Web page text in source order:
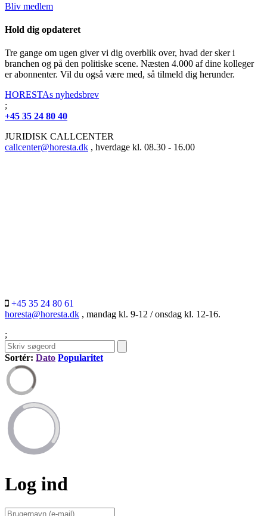
Bliv medlem
Hold dig opdateret
Tre gange om ugen giver vi dig overblik over, hvad der sker i
branchen og på den politiske scene. Næsten 4.000 af dine kolleger
er abonnenter. Vil du også være med, så tilmeld dig herunder.
HORESTAs nyhedsbrev
;
+45 35 24 80 40
JURIDISK CALLCENTER
callcenter@horesta.dk , hverdage kl. 08.30 - 16.00
+45 35 24 80 61
horesta@horesta.dk , mandag kl. 9-12 / onsdag kl. 12-16.
;
Sortér: Dato Popularitet
Log ind